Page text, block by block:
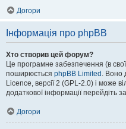
Догори
Інформація про phpBB
Хто створив цей форум?
Це програмне забезпечення (в
поширюється phpBB Limited . Воно
Licence, версії 2 (GPL-2.0) і може
додаткової інформації перейдіть
Догори